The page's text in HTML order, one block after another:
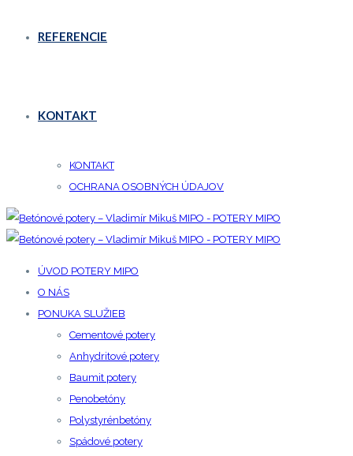
REFERENCIE
KONTAKT
KONTAKT
OCHRANA OSOBNÝCH ÚDAJOV
ÚVOD POTERY MIPO
O NÁS
PONUKA SLUŽIEB
Cementové potery
Anhydritové potery
Baumit potery
Penobetóny
Polystyrénbetóny
Spádové potery